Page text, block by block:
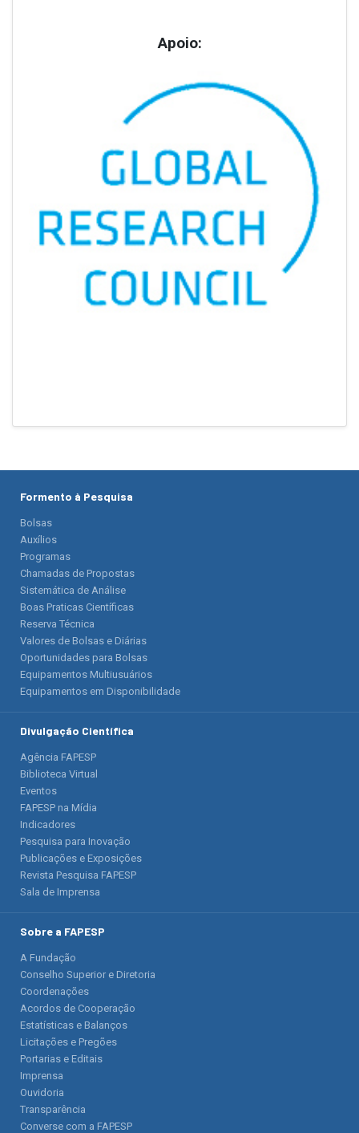
Apoio:
Formento à Pesquisa
Bolsas
Auxílios
Programas
Chamadas de Propostas
Sistemática de Análise
Boas Praticas Científicas
Reserva Técnica
Valores de Bolsas e Diárias
Oportunidades para Bolsas
Equipamentos Multiusuários
Equipamentos em Disponibilidade
Divulgação Científica
Agência FAPESP
Biblioteca Virtual
Eventos
FAPESP na Mídia
Indicadores
Pesquisa para Inovação
Publicações e Exposições
Revista Pesquisa FAPESP
Sala de Imprensa
Sobre a FAPESP
A Fundação
Conselho Superior e Diretoria
Coordenações
Acordos de Cooperação
Estatísticas e Balanços
Licitações e Pregões
Portarias e Editais
Imprensa
Ouvidoria
Transparência
Converse com a FAPESP